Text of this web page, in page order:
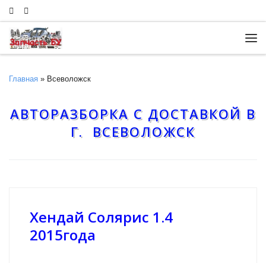
Skip to content
Главная » Всеволожск
АВТОРАЗБОРКА С ДОСТАВКОЙ В
Г. ВСЕВОЛОЖСК
Хендай Солярис 1.4
2015года